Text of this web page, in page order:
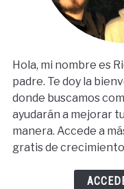
Hola, mi nombre es
padre. Te doy la
donde buscamos
ayudarán a mejorar
manera. Accede a
gratis de